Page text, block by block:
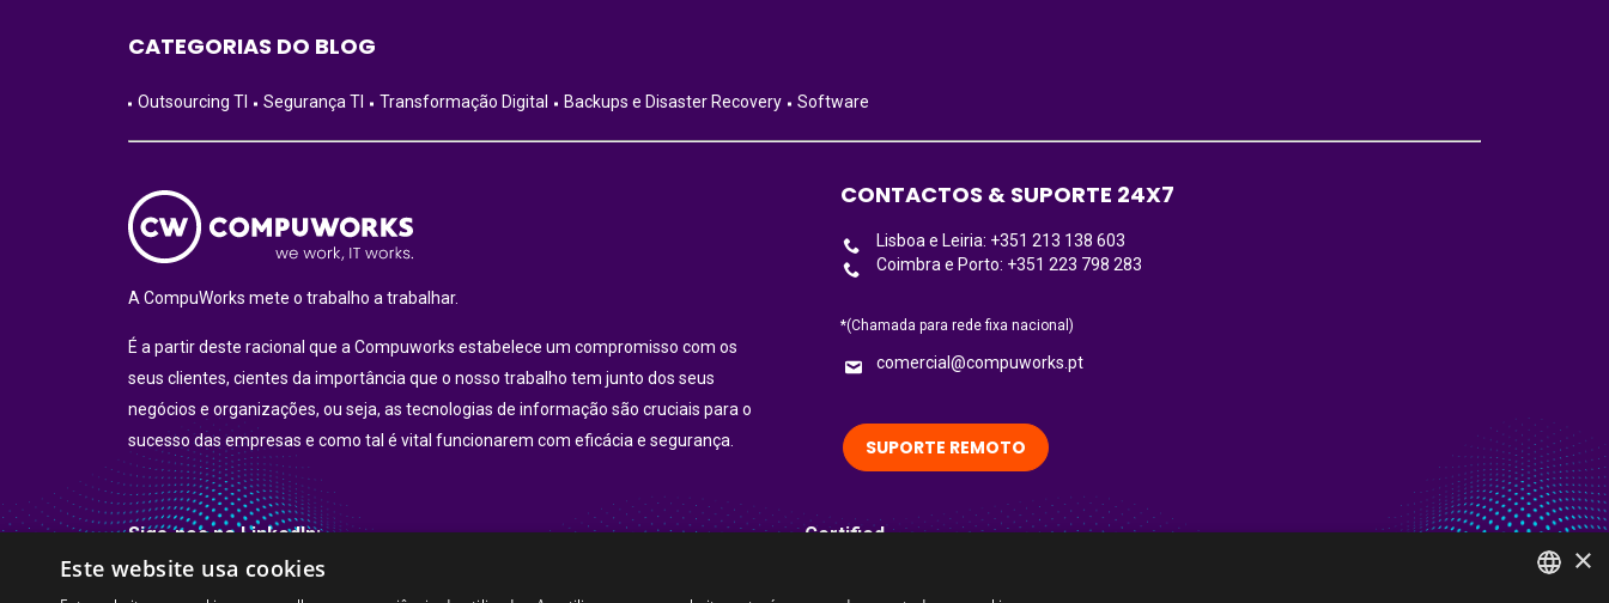
CATEGORIAS DO BLOG
Outsourcing TI Segurança TI Transformação Digital Backups e Disaster Recovery Software
A CompuWorks mete o trabalho a trabalhar.
É a partir deste racional que a Compuworks estabelece um compromisso com os
seus clientes, cientes da importância que o nosso trabalho tem junto dos seus
negócios e organizações, ou seja, as tecnologias de informação são cruciais para o
sucesso das empresas e como tal é vital funcionarem com eficácia e segurança.
CONTACTOS & SUPORTE 24X7
Lisboa e Leiria: +351 213 138 603
Coimbra e Porto: +351 223 798 283
*(Chamada para rede fixa nacional)
comercial@compuworks.pt
SUPORTE REMOTO
Siga-nos no LinkedIn:
LinkedIn
Certified
×
Este website usa cookies